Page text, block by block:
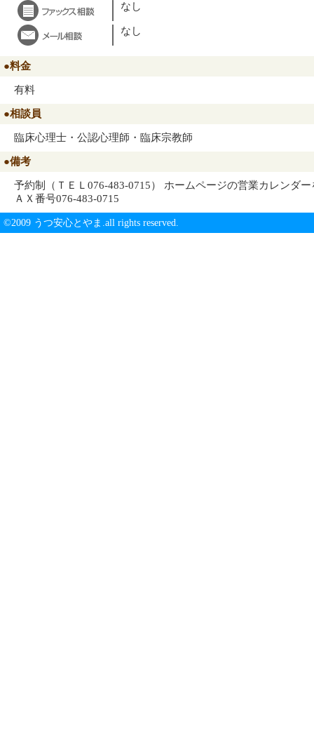
なし
なし
●料金
有料
●相談員
臨床心理士・公認心理師・臨床宗教師
●備考
予約制（ＴＥＬ076-483-0715） ホームページの営業カレンダ
ＡＸ番号076-483-0715
©2009 うつ安心とやま.all rights reserved.